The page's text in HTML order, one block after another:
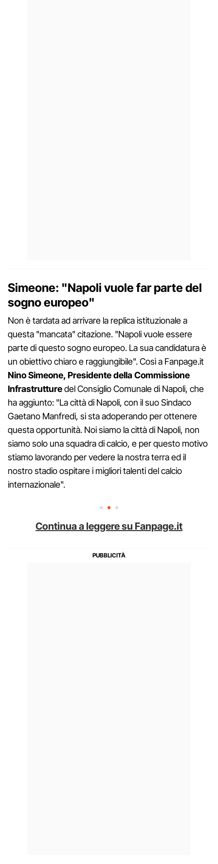
Simeone: "Napoli vuole far parte del
sogno europeo"
Non è tardata ad arrivare la replica istituzionale a
questa "mancata" citazione. "Napoli vuole essere
parte di questo sogno europeo. La sua candidatura è
un obiettivo chiaro e raggiungibile". Così a Fanpage.it
Nino Simeone, Presidente della Commissione
Infrastrutturedel Consiglio Comunale di Napoli, che
ha aggiunto: "La città di Napoli, con il suo Sindaco
Gaetano Manfredi, si sta adoperando per ottenere
questa opportunità. Noi siamo la città di Napoli, non
siamo solo una squadra di calcio, e per questo motivo
stiamo lavorando per vedere la nostra terra ed il
nostro stadio ospitare i migliori talenti del calcio
internazionale".
Continua a leggere su Fanpage.it